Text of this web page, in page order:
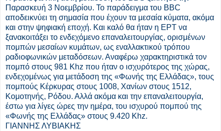
Παρασκευή 3 Νοεμβρίου. Το παράδειγμα του BBC
αποδεικνύει τη σημασία που έχουν τα μεσαία κύματα, ακόμα
και στην ψηφιακή εποχή. Και καλό θα ήταν η ΕΡΤ να
ξανακοιτάξει το ενδεχόμενο επαναλειτουργίας, ορισμένων
πομπών μεσαίων κυμάτων, ως εναλλακτικού τρόπου
ραδιοφωνικών μεταδόσεων. Αναφέρω χαρακτηριστικά τον
πομπό στους 981 Khz που ήταν ο ισχυρότερος της χώρας,
ενδεχομένως για μετάδοση της «Φωνής της Ελλάδας», τους
πομπούς Κέρκυρας στους 1008, Χανίων στους 1512,
Κομοτηνής, Ρόδου. Αλλά ακόμα και την επαναλειτουργία,
έστω για λίγες ώρες την ημέρα, του ισχυρού πομπού της
«Φωνής της Ελλάδας» στους 9.420 Khz.
ΓΙΑΝΝΗΣ ΛΥΒΙΑΚΗΣ